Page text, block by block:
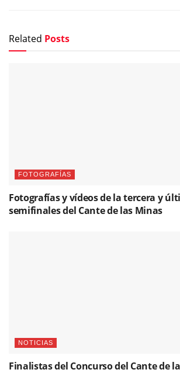
Related Posts
FOTOGRAFÍAS
Fotografías y vídeos de la tercera y
semifinales del Cante de las Minas
NOTICIAS
Finalistas del Concurso del Cante de